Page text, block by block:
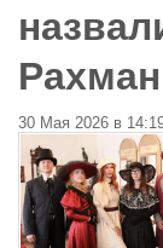
30 Мая 2026 в